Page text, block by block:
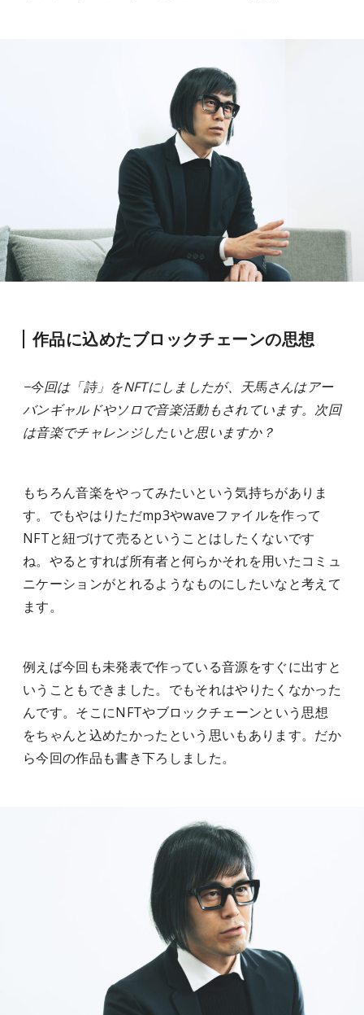
作品に込めたブロックチェーンの思想
−今回は「詩」をNFTにしましたが、天馬さんはアー
バンギャルドやソロで音楽活動もされています。次回
は音楽でチャレンジしたいと思いますか？
もちろん音楽をやってみたいという気持ちがありま
す。でもやはりただmp3やwaveファイルを作って
NFTと紐づけて売るということはしたくないです
ね。やるとすれば所有者と何らかそれを用いたコミュ
ニケーションがとれるようなものにしたいなと考えて
ます。
例えば今回も未発表で作っている音源をすぐに出すと
いうこともできました。でもそれはやりたくなかった
んです。そこにNFTやブロックチェーンという思想
をちゃんと込めたかったという思いもあります。だか
ら今回の作品も書き下ろしました。